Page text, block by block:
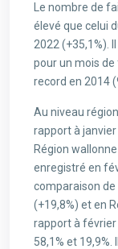
Le nombre de
élevé que celui
2022 (+35,1%).
pour un mois
record en 2014
Au niveau
rapport à
Région
enregistré en
comparaison
(+19,8%) et en
rapport à février
58,1% et 19,9%.